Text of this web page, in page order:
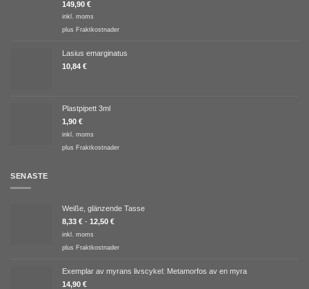
5.00av 5
149,90 €
inkl. moms
plus Fraktkostnader
Lasius emarginatus
10,84 €
Plastpipett 3ml
1,90 €
inkl. moms
plus Fraktkostnader
SENASTE
Weiße, glänzende Tasse
8,33 € - 12,50 €
inkl. moms
plus Fraktkostnader
Exemplar av myrans livscykel: Metamorfos av en myra
14,90 €